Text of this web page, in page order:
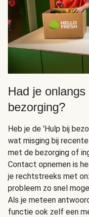
Had je
bezorging?
Heb je de 'Hulp bij
wat misging bij
met de bezorging of
Contact opnemen is
je rechtstreeks met
probleem zo snel
Als je meteen
functie ook zelf een